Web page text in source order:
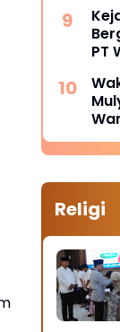
PT
300
Religi